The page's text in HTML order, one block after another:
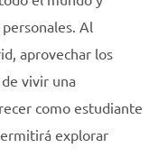
Al
aprovechar los
vivir una
como estudiante
explorar